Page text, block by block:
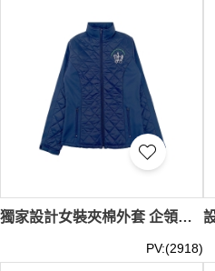
獨家設計女裝夾棉外套 企領繡花LOGO後幅下擺啪鈕設計 小馬俱樂部 夾棉外套 100%尼龍 J1020
PV:(2918)